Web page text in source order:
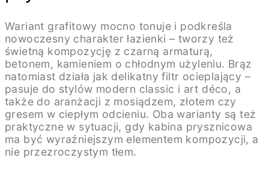
Wariant grafitowy mocno tonuje i podkreśla
nowoczesny charakter łazienki – tworzy też
świetną kompozycję z czarną armaturą,
betonem, kamieniem o chłodnym użyleniu. Brąz
natomiast działa jak delikatny filtr ocieplający –
pasuje do stylów modern classic i art déco, a
także do aranżacji z mosiądzem, złotem czy
gresem w ciepłym odcieniu. Oba warianty są też
praktyczne w sytuacji, gdy kabina prysznicowa
ma być wyraźniejszym elementem kompozycji, a
nie przezroczystym tłem.